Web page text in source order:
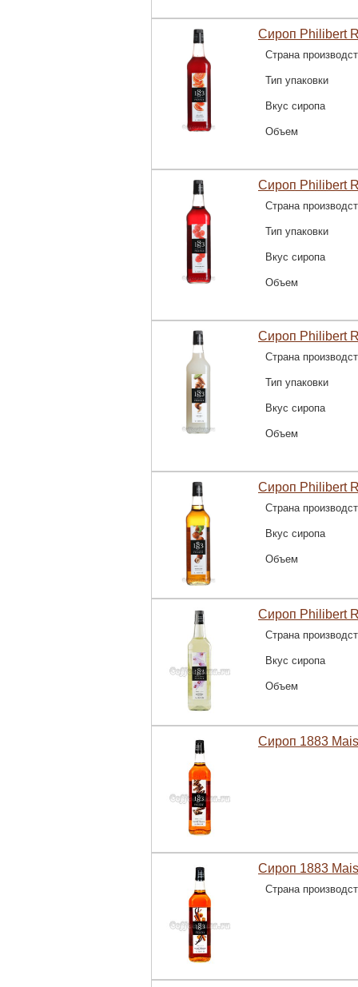
Сироп Philibert
Страна
Тип упаковки
Вкус сиропа
Объем
Сироп Philibert
Страна
Тип упаковки
Вкус сиропа
Объем
Сироп Philibert
Страна
Тип упаковки
Вкус сиропа
Объем
Сироп Philibert
Страна
Вкус сиропа
Объем
Сироп Philibert
Страна
Вкус сиропа
Объем
Сироп 1883
Сироп 1883
Страна